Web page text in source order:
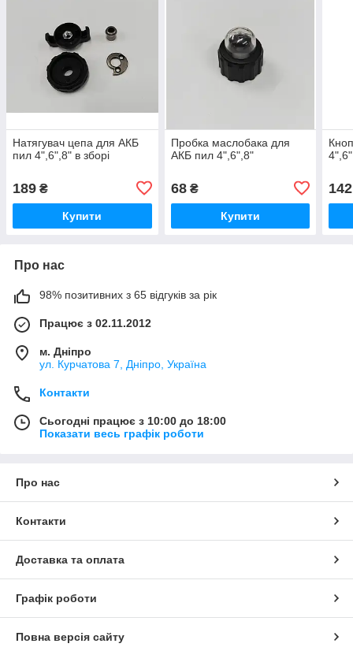
Натягувач цепа для АКБ
пил 4",6",8" в зборі
189 ₴
Купити
Пробка маслобака для
АКБ пил 4",6",8"
68₴
Купити
142
Про нас
98% позитивних з 65 відгуків за рік
Працює з 02.11.2012
м. Дніпро
ул. Курчатова 7, Дніпро, Україна
Контакти
Сьогодні працює з 10:00 до 18:00
Показати весь графік роботи
Про нас
Контакти
Доставка та оплата
Графік роботи
Повна версія сайту